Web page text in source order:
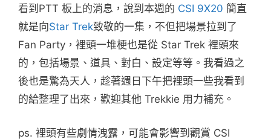
看到PTT 板上的消息，說到本週的 CSI 9X20 簡直
就是向Star Trek致敬的一集，不但把場景拉到了
Fan Party，裡頭一堆梗也是從 Star Trek 裡頭來
的，包括場景、道具、對白、設定等等。我看過之
後也是驚為天人，趁著週日下午把裡頭一些我看到
的給整理了出來，歡迎其他 Trekkie 用力補充。
ps. 裡頭有些劇情洩露，可能會影響到觀賞 CSI